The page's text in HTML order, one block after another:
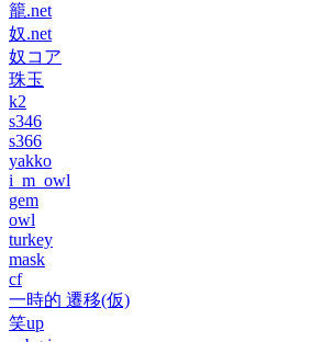
籠.net
奴.net
奴コア
珠玉
k2
s346
s366
yakko
i_m_owl
gem
owl
turkey
mask
cf
一時的 遷移(仮)
笑up